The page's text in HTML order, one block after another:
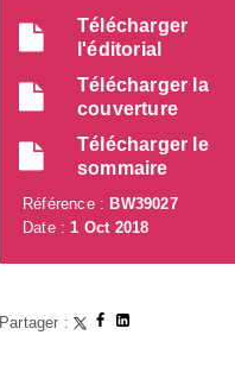
Télécharger
l'éditorial
Télécharger la
couverture
Télécharger le
sommaire
Référence : BW39027
Date :1 Oct 2018
Partager :